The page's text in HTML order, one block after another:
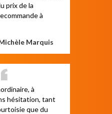
prix de la
à
Marquis
à
hésitation, tant
que du